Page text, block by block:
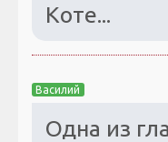
Коте...
Василий
Одна из